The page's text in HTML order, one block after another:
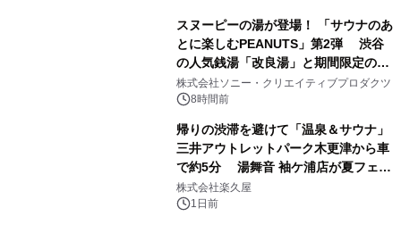
スヌーピーの湯が登場！ 「サウナのあ
とに楽しむPEANUTS」第2弾 渋谷
の人気銭湯「改良湯」と期間限定のコ
ラボレーション サウナイキタイコラ
ボグッズも発売決定！
株式会社ソニー・クリエイティブプロダクツ
8時間前
帰りの渋滞を避けて「温泉＆サウナ」
三井アウトレットパーク木更津から車
で約5分 湯舞音 袖ケ浦店が夏フェア
メニューを提供
株式会社楽久屋
1日前